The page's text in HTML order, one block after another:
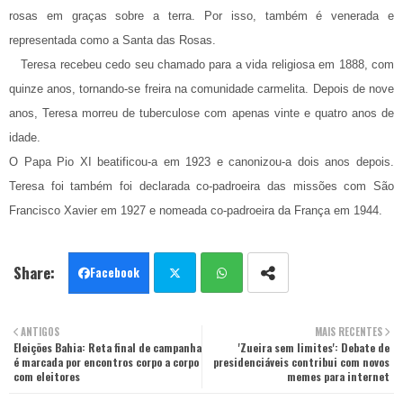
rosas em graças sobre a terra. Por isso, também é venerada e
representada como a Santa das Rosas.
Teresa recebeu cedo seu chamado para a vida religiosa em 1888, com
quinze anos, tornando-se freira na comunidade carmelita. Depois de nove
anos, Teresa morreu de tuberculose com apenas vinte e quatro anos de
idade.
O Papa Pio XI beatificou-a em 1923 e canonizou-a dois anos depois.
Teresa foi também foi declarada co-padroeira das missões com São
Francisco Xavier em 1927 e nomeada co-padroeira da França em 1944.
Facebook
ter
MAIS RECENTES
'Zueira sem limites': Debate de
presidenciáveis contribui com novos
memes para internet
ANTIGOS
Eleições Bahia: Reta final de campanha
é marcada por encontros corpo a corpo
com eleitores